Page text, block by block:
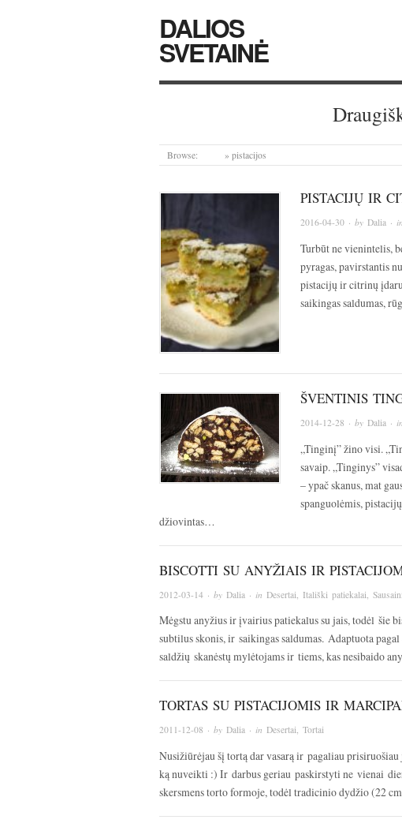
DALIOS
SVETAINĖ
Browse: » pistacijos
PISTACIJŲ IR
2016-04-30 · by Dalia · in
Turbūt ne vienintelis,
pyragas, pavirstantis
pistacijų ir citrinų
saikingas saldumas,
ŠVENTINIS
2014-12-28 · by Dalia · in
„Tinginį” žino visi.
savaip. „Tinginys”
– ypač skanus, mat
spanguolėmis,
džiovintas…
BISCOTTI SU ANYŽIAIS IR
2012-03-14 · by Dalia · in Desertai Itališki patiekalai
Mėgstu anyžius ir įvairius patiekalus su jais, todėl šie
subtilus skonis, ir saikingas saldumas. Adaptuota
saldžių skanėstų mylėtojams ir tiems, kas nesibaido
TORTAS SU PISTACIJOMIS IR
2011-12-08 · by Dalia · in Desertai, Tortai
Nusižiūrėjau šį tortą dar vasarą ir pagaliau
ką nuveikti :) Ir darbus geriau paskirstyti ne vienai
skersmens torto formoje, todėl tradicinio dydžio (22